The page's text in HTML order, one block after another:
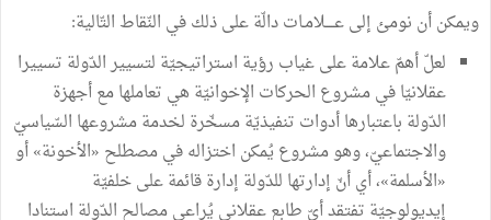
ويمكن أن نومئ إلى عــــلامـات دالّة على ذلك في النّقاط التّالية:
لعلّ أهمّ علامة على غياب رؤية استراتيجيّة لتسيير الدّولة تسييرا
عقلانيّا في مشروع الحركات الإخوانيّة هي تعاملها مع أجهزة
الدّولة باعتبارها أدوات تنفيذيّة مسخّرة لخدمة مشروعها السّياسيّ
والاجتماعيّ، وهو مشروع يُمكن اختزاله في مصطلح «الأخونة» أو
«الأسلمة»، أي أنّ إدارتها للدّولة إدارة قائمة على خلفيّة
إيديولوجيّة تفتقد أيّ طابع عقلاني يُراعي مصالح الدّولة استنادا